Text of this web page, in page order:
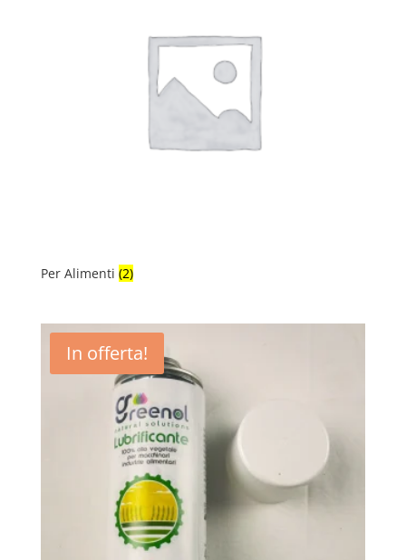
Per Alimenti (2)
In offerta!